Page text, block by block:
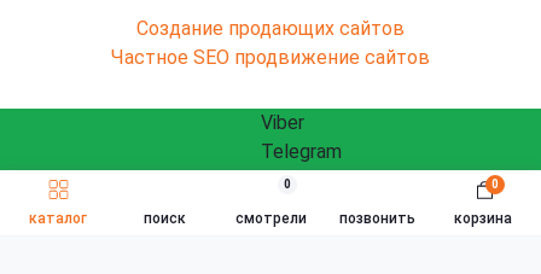
каталог поиск смотрели
0
позвонить корзина
0
Быстрый заказ
Создание продающих сайтов
Частное SEO продвижение сайтов
Viber
Telegram
WhatsApp
info@beershop.by